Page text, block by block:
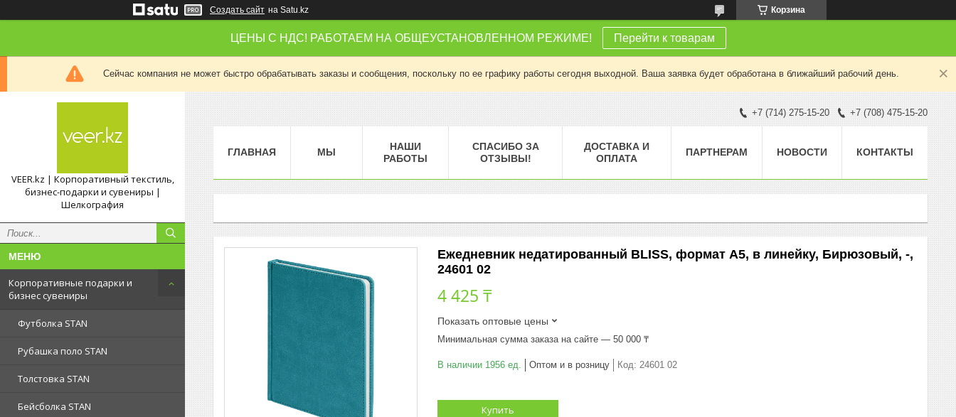
Создать сайт на Satu.kz Корзина
ЦЕНЫ С НДС! РАБОТАЕМ НА ОБЩЕУСТАНОВЛЕННОМ РЕЖИМЕ! Перейти к товарам
Сейчас компания не может быстро обрабатывать заказы и сообщения, поскольку по ее графику работы сегодня выходной. Ваша заявка будет обработана в ближайший рабочий день.
VEER.kz | Корпоративный текстиль,
бизнес-подарки и сувениры |
Шелкография
Корпоративные подарки и
бизнес сувениры
Футболка STAN
Рубашка поло STAN
Толстовка STAN
Бейсболка STAN
+7 (714) 275-15-20 +7 (708) 475-15-20
ГЛАВНАЯ МЫ
НАШИ
РАБОТЫ
СПАСИБО ЗА
ОТЗЫВЫ!
ДОСТАВКА И
ОПЛАТА
ПАРТНЕРАМ НОВОСТИ КОНТАКТЫ
Ежедневник недатированный BLISS, формат А5, в линейку, Бирюзовый, -,
24601 02
4 425 ₸
Показать оптовые цены
Минимальная сумма заказа на сайте — 50 000 ₸
В наличии 1956 ед. Оптом и в розницу Код: 24601 02
Купить